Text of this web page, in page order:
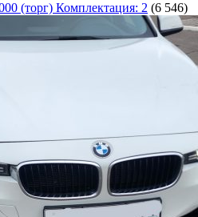
(торг) Комплектация: 2 (6 546)